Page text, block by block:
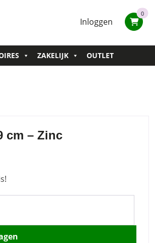
Inloggen
0
ZAKELIJK OUTLET
cm – Zinc